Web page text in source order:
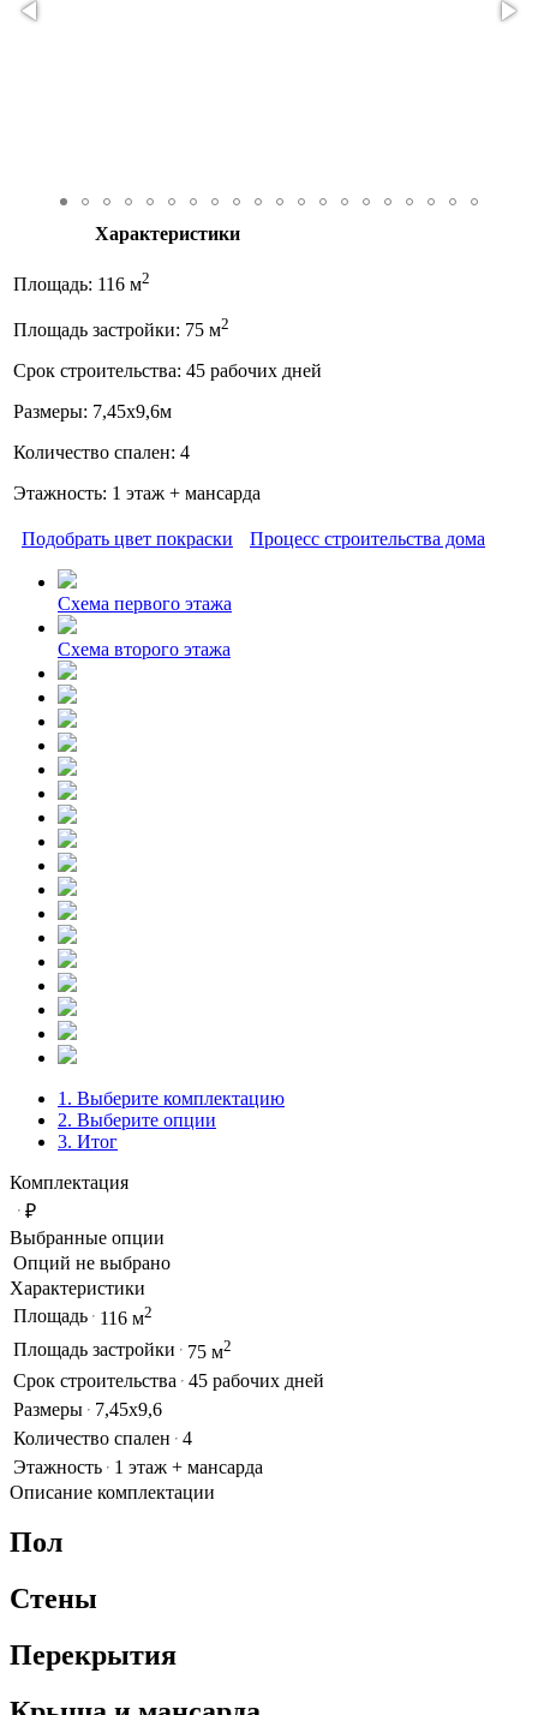
Характеристики
Площадь: 116 м2
Площадь застройки: 75 м2
Срок строительства: 45 рабочих дней
Размеры: 7,45х9,6м
Количество спален: 4
Этажность: 1 этаж + мансарда
Подобрать цвет покраски Процесс строительства дома
Схема первого этажа
Схема второго этажа
1. Выберите комплектацию
2. Выберите опции
3. Итог
Комплектация
₽
Выбранные опции
Опций не выбрано
Характеристики
Площадь
116 м2
Площадь застройки 75 м2
Срок строительства
45 рабочих дней
Размеры
7,45х9,6
Количество спален
4
Этажность
1 этаж + мансарда
Описание комплектации
Пол
Стены
Перекрытия